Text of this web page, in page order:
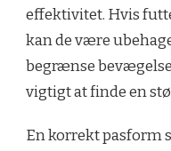
effektivitet. Hvis
kan de være
begrænse
vigtigt at finde en
En korrekt pasform